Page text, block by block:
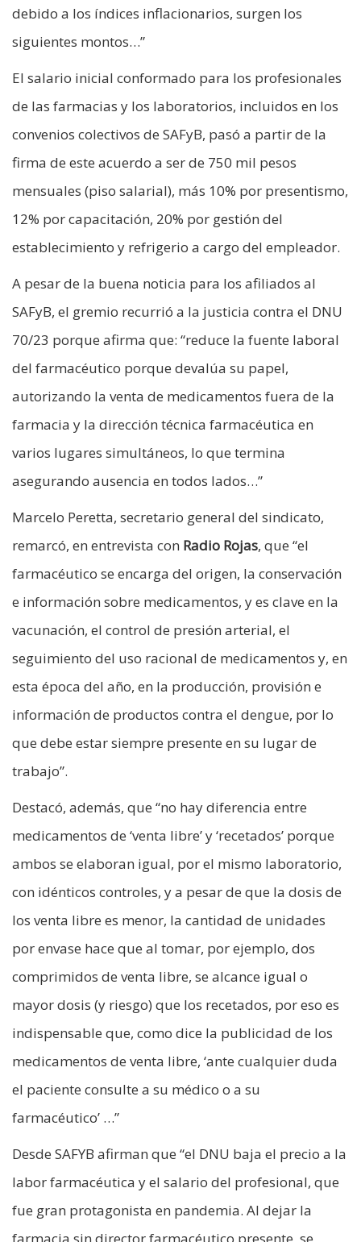
debido a los índices inflacionarios, surgen los
siguientes montos…”
El salario inicial conformado para los profesionales
de las farmacias y los laboratorios, incluidos en los
convenios colectivos de SAFyB, pasó a partir de la
firma de este acuerdo a ser de 750 mil pesos
mensuales (piso salarial), más 10% por presentismo,
12% por capacitación, 20% por gestión del
establecimiento y refrigerio a cargo del empleador.
A pesar de la buena noticia para los afiliados al
SAFyB, el gremio recurrió a la justicia contra el DNU
70/23 porque afirma que: “reduce la fuente laboral
del farmacéutico porque devalúa su papel,
autorizando la venta de medicamentos fuera de la
farmacia y la dirección técnica farmacéutica en
varios lugares simultáneos, lo que termina
asegurando ausencia en todos lados…”
Marcelo Peretta, secretario general del sindicato,
remarcó, en entrevista con Radio Rojas, que “el
farmacéutico se encarga del origen, la conservación
e información sobre medicamentos, y es clave en la
vacunación, el control de presión arterial, el
seguimiento del uso racional de medicamentos y, en
esta época del año, en la producción, provisión e
información de productos contra el dengue, por lo
que debe estar siempre presente en su lugar de
trabajo”.
Destacó, además, que “no hay diferencia entre
medicamentos de ‘venta libre’ y ‘recetados’ porque
ambos se elaboran igual, por el mismo laboratorio,
con idénticos controles, y a pesar de que la dosis de
los venta libre es menor, la cantidad de unidades
por envase hace que al tomar, por ejemplo, dos
comprimidos de venta libre, se alcance igual o
mayor dosis (y riesgo) que los recetados, por eso es
indispensable que, como dice la publicidad de los
medicamentos de venta libre, ‘ante cualquier duda
el paciente consulte a su médico o a su
farmacéutico’ …”
Desde SAFYB afirman que “el DNU baja el precio a la
labor farmacéutica y el salario del profesional, que
fue gran protagonista en pandemia. Al dejar la
farmacia sin director farmacéutico presente, se